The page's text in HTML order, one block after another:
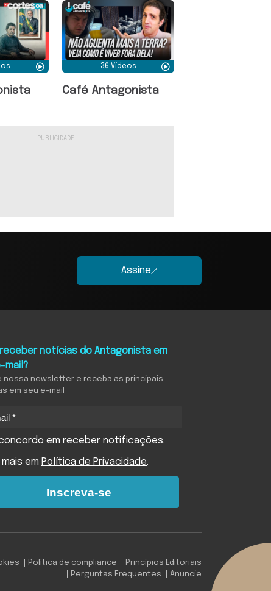
36 Vídeos
Café Antagonista
Assine
notícias do Antagonista em
mail?
nossa newsletter e receba as principais
em seu e-mail
concordo em receber notificações.
mais em Política de Privacidade.
Inscreva-se
Política de compliance
Princípios Editoriais
Perguntas Frequentes
Anuncie